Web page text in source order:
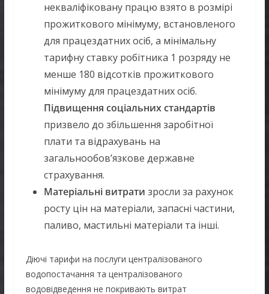
некваліфіковану працю взято в розмірі
прожиткового мінімуму, встановленого
для працездатних осіб, а мінімальну
тарифну ставку робітника 1 розряду не
менше 180 відсотків прожиткового
мінімуму для працездатних осіб.
Підвищення соціальних стандартів
призвело до збільшення заробітної
плати та відрахувань на
загальнообов’язкове державне
страхування.
Матеріальні витрати зросли за рахунок
росту цін на матеріали, запасні частини,
паливо, мастильні матеріали та інші.
Діючі тарифи на послуги централізованого
водопостачання та централізованого
водовідведення не покривають витрат